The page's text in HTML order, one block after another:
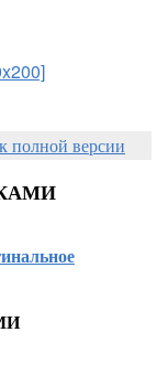
к полной версии